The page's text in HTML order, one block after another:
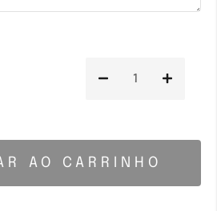
AO CARRINHO